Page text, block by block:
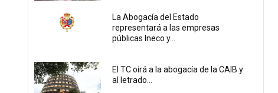
La Abogacía del Estado
representará a las empresas
públicas Ineco y...
El TC oirá a la abogacía de la CAIB y
al letrado...